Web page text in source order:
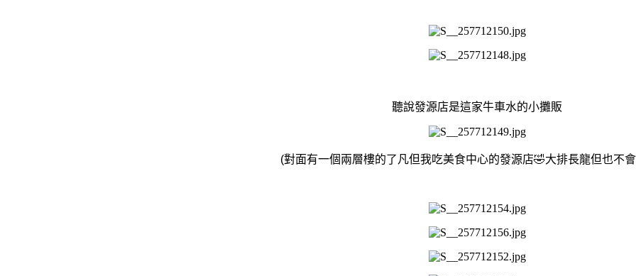
聽說發源店是這家牛車水的小攤販
(對面有一個兩層樓的了凡但我吃美食中心的發源店🤣大排長龍但也不